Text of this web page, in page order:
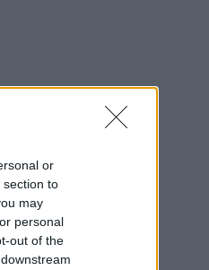
or
section to
may
personal
out of the